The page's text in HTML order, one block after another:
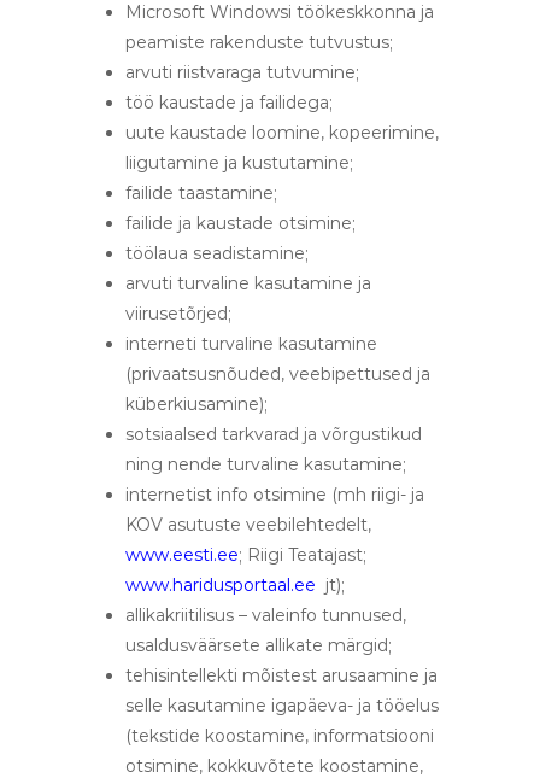
Microsoft Windowsi töökeskkonna ja
peamiste rakenduste tutvustus;
arvuti riistvaraga tutvumine;
töö kaustade ja failidega;
uute kaustade loomine, kopeerimine,
liigutamine ja kustutamine;
failide taastamine;
failide ja kaustade otsimine;
töölaua seadistamine;
arvuti turvaline kasutamine ja
viirusetõrjed;
interneti turvaline kasutamine
(privaatsusnõuded, veebipettused ja
küberkiusamine);
sotsiaalsed tarkvarad ja võrgustikud
ning nende turvaline kasutamine;
internetist info otsimine (mh riigi- ja
KOV asutuste veebilehtedelt,
www.eesti.ee; Riigi Teatajast;
www.haridusportaal.ee jt);
allikakriitilisus – valeinfo tunnused,
usaldusväärsete allikate märgid;
tehisintellekti mõistest arusaamine ja
selle kasutamine igapäeva- ja tööelus
(tekstide koostamine, informatsiooni
otsimine, kokkuvõtete koostamine,